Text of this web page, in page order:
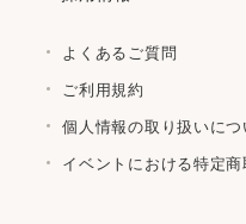
よくあるご質問
ご利用規約
個人情報の取り扱いにつ
イベントにおける特定